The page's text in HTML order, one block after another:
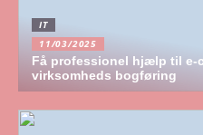
IT
11/03/2025
Få professionel hjælp til e-
virksomheds bogføring